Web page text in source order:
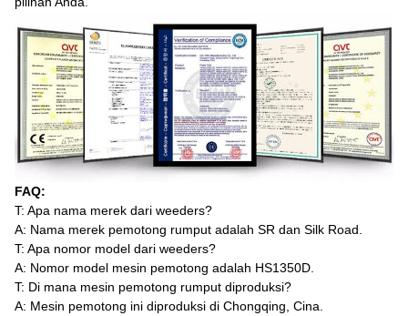
FAQ:
T: Apa nama merek dari weeders?
A: Nama merek pemotong rumput adalah SR dan Silk Road.
T: Apa nomor model dari weeders?
A: Nomor model mesin pemotong adalah HS1350D.
T: Di mana mesin pemotong rumput diproduksi?
A: Mesin pemotong ini diproduksi di Chongqing, Cina.